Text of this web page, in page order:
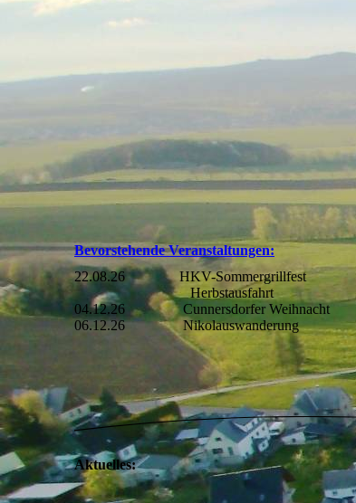
Bevorstehende Veranstaltungen:
22.08.26 HKV-Sommergrillfest
Herbstausfahrt
04.12.26 Cunnersdorfer Weihnacht
06.12.26 Nikolauswanderung
Aktuelles: